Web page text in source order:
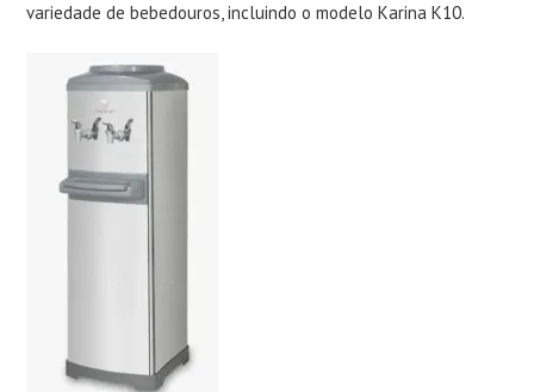
variedade de bebedouros, incluindo o modelo Karina K10.